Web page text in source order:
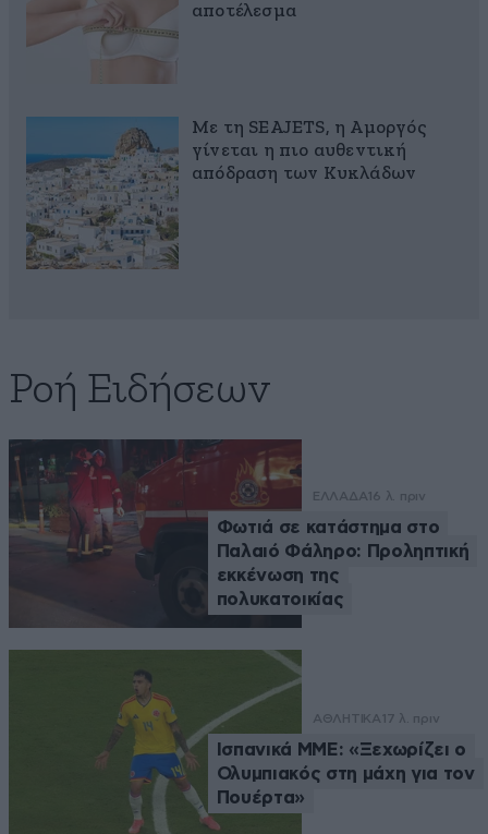
αποτέλεσμα
Με τη SEAJETS, η Αμοργός
γίνεται η πιο αυθεντική
απόδραση των Κυκλάδων
Ροή Ειδήσεων
ΕΛΛΑΔΑ 16 λ. πριν
Φωτιά σε κατάστημα στο
Παλαιό Φάληρο: Προληπτική
εκκένωση της
πολυκατοικίας
ΑΘΛΗΤΙΚΑ 17 λ. πριν
Ισπανικά ΜΜΕ: «Ξεχωρίζει ο
Ολυμπιακός στη μάχη για τον
Πουέρτα»